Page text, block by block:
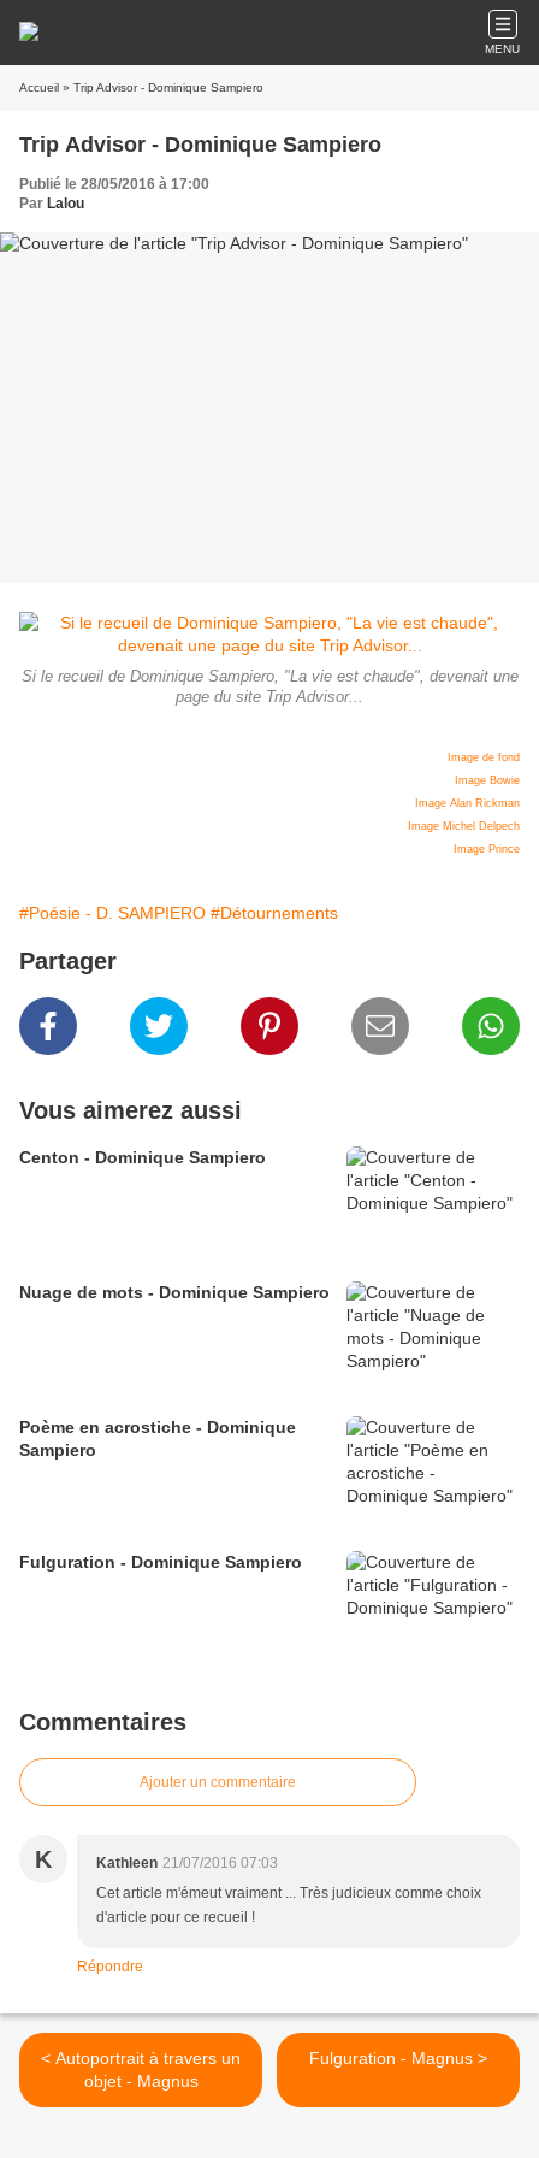
MENU
Accueil » Trip Advisor - Dominique Sampiero
Trip Advisor - Dominique Sampiero
Publié le 28/05/2016 à 17:00
Par Lalou
Si le recueil de Dominique Sampiero, "La vie est chaude", devenait une
page du site Trip Advisor...
Image de fond
Image Bowie
Image Alan Rickman
Image Michel Delpech
Image Prince
#Poésie - D. SAMPIERO #Détournements
Partager
Vous aimerez aussi
Centon - Dominique Sampiero
Nuage de mots - Dominique Sampiero
Poème en acrostiche - Dominique
Sampiero
Fulguration - Dominique Sampiero
Commentaires
Ajouter un commentaire
K Kathleen 21/07/2016 07:03
Cet article m'émeut vraiment ... Très judicieux comme choix
d'article pour ce recueil !
Répondre
< Autoportrait à travers un
objet - Magnus
Fulguration - Magnus >